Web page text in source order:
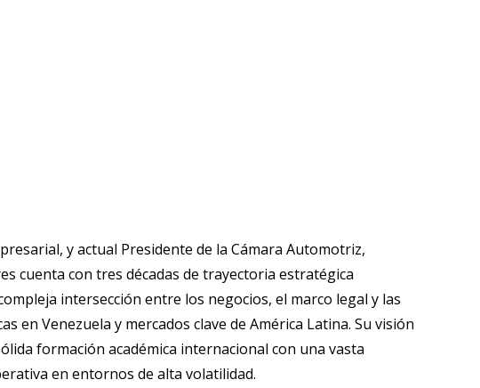
y actual Presidente de la Cámara Automotriz,
cuenta con tres décadas de trayectoria estratégica
intersección entre los negocios, el marco legal y las
en Venezuela y mercados clave de América Latina. Su visión
formación académica internacional con una vasta
en entornos de alta volatilidad.